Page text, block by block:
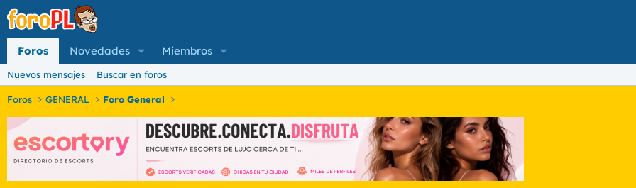
Foros Novedades Miembros
Nuevos mensajes Buscar en foros
Foros GENERAL Foro General